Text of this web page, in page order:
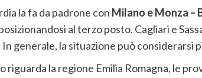
la fa da padrone con Milano e Monza –
al terzo posto. Cagliari e
In generale, la situazione può considerarsi
riguarda la regione Emilia Romagna, le